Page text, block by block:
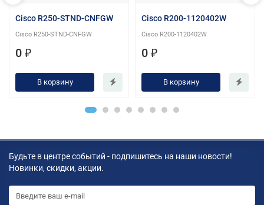
Cisco R250-STND-CNFGW
Cisco R250-STND-CNFGW
0 ₽
В корзину
Cisco R200-1120402W
Cisco R200-1120402W
0 ₽
В корзину
Будьте в центре событий - подпишитесь на наши новости!
Новинки, скидки, акции.